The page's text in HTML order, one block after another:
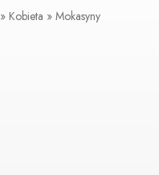
» Kobieta » Mokasyny